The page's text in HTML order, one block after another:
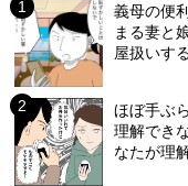
義母の便
まる妻と
屋扱いす
ほぼ手ぶ
理解でき
なたが理